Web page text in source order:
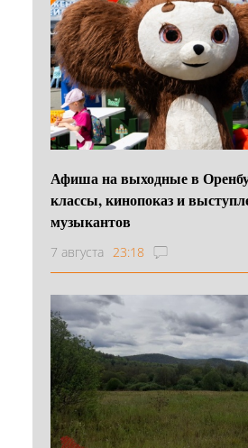
Афиша на выходные в
классы, кинопоказ и
музыкантов
7 августа 23:18